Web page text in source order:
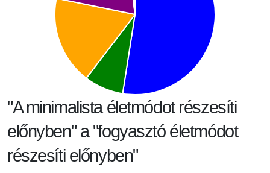
"A minimalista életmódot részesíti
előnyben" a "fogyasztó életmódot
részesíti előnyben"